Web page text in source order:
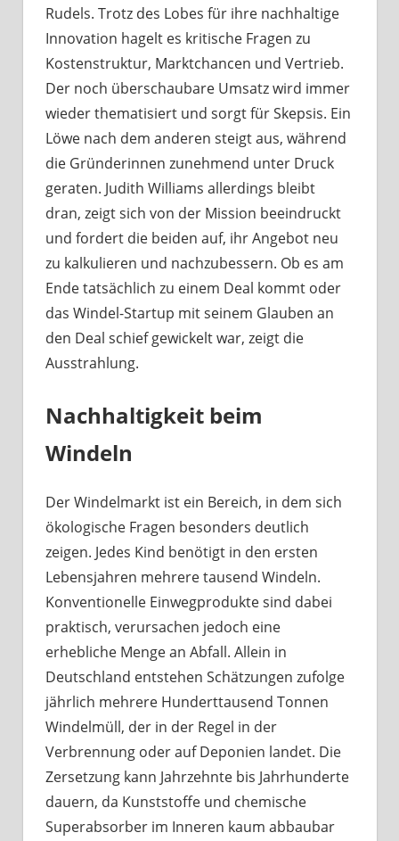
Rudels. Trotz des Lobes für ihre nachhaltige
Innovation hagelt es kritische Fragen zu
Kostenstruktur, Marktchancen und Vertrieb.
Der noch überschaubare Umsatz wird immer
wieder thematisiert und sorgt für Skepsis. Ein
Löwe nach dem anderen steigt aus, während
die Gründerinnen zunehmend unter Druck
geraten. Judith Williams allerdings bleibt
dran, zeigt sich von der Mission beeindruckt
und fordert die beiden auf, ihr Angebot neu
zu kalkulieren und nachzubessern. Ob es am
Ende tatsächlich zu einem Deal kommt oder
das Windel-Startup mit seinem Glauben an
den Deal schief gewickelt war, zeigt die
Ausstrahlung.
Nachhaltigkeit beim
Windeln
Der Windelmarkt ist ein Bereich, in dem sich
ökologische Fragen besonders deutlich
zeigen. Jedes Kind benötigt in den ersten
Lebensjahren mehrere tausend Windeln.
Konventionelle Einwegprodukte sind dabei
praktisch, verursachen jedoch eine
erhebliche Menge an Abfall. Allein in
Deutschland entstehen Schätzungen zufolge
jährlich mehrere Hunderttausend Tonnen
Windelmüll, der in der Regel in der
Verbrennung oder auf Deponien landet. Die
Zersetzung kann Jahrzehnte bis Jahrhunderte
dauern, da Kunststoffe und chemische
Superabsorber im Inneren kaum abbaubar